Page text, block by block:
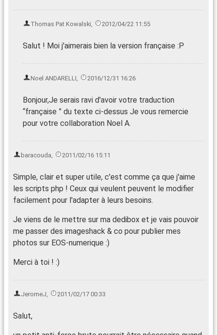
Thomas Pat Kowalski, 2012/04/22 11:55
Salut ! Moi j'aimerais bien la version française :P
Noel ANDARELLI 2016/12/31 16:26
Bonjour,Je serais ravi d'avoir votre traduction
“française ” du texte ci-dessus Je vous remercie
pour votre collaboration Noel A.
baracouda 2011/02/16 15:11
Simple, clair et super utile, c'est comme ça que j'aime
les scripts php ! Ceux qui veulent peuvent le modifier
facilement pour l'adapter à leurs besoins.
Je viens de le mettre sur ma dedibox et je vais pouvoir
me passer des imageshack & co pour publier mes
photos sur EOS-numerique :)
Merci à toi ! :)
JeromeJ 2011/02/17 00:33
Salut,